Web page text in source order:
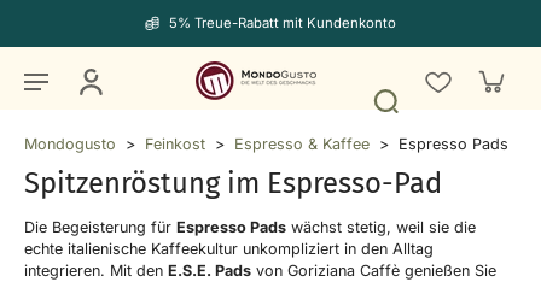
5% Treue-Rabatt mit Kundenkonto
Mondogusto > Feinkost > Espresso & Kaffee > Espresso Pads
Spitzenröstung im Espresso-Pad
Die Begeisterung für Espresso Pads wächst stetig, weil sie die
echte italienische Kaffeekultur unkompliziert in den Alltag
integrieren. Mit den E.S.E. Pads von Goriziana Caffè genießen Sie